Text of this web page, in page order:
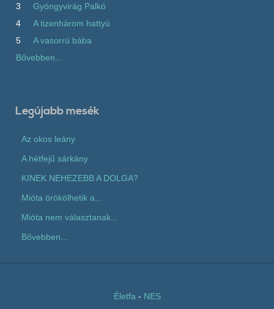
3
Gyöngyvirág Palkó
4
A tizenhárom hattyú
5
A vasorrú bába
Bővebben...
Legújabb mesék
Az okos leány
A hétfejű sárkány
KINEK NEHEZEBB A DOLGA?
Mióta örökölhetik a...
Mióta nem választanak...
Bővebben...
Életfa - NES